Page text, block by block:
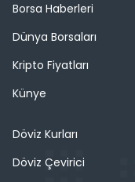
Borsa Haberleri
Dünya Borsaları
Kripto Fiyatları
Künye
Döviz Kurları
Döviz Çevirici